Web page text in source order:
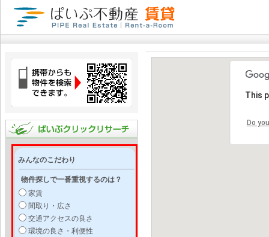
みんなのこだわり
物件探しで一番重視するのは？
家賃
間取り・広さ
交通アクセスの良さ
環境の良さ・利便性
This
Do